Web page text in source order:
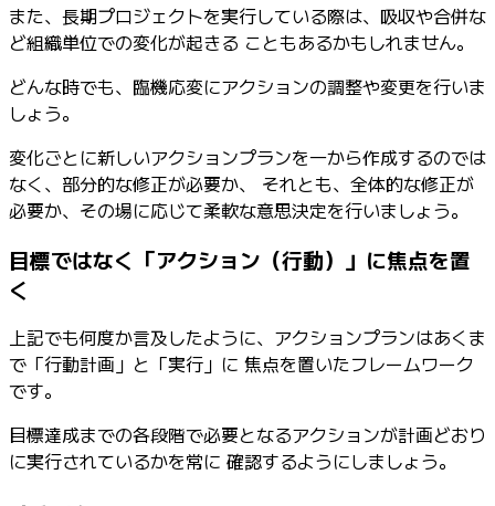
また、長期プロジェクトを実行している際は、吸収や合併な
ど組織単位での変化が起きる こともあるかもしれません。
どんな時でも、臨機応変にアクションの調整や変更を行いま
しょう。
変化ごとに新しいアクションプランを一から作成するのでは
なく、部分的な修正が必要か、 それとも、全体的な修正が
必要か、その場に応じて柔軟な意思決定を行いましょう。
目標ではなく「アクション（行動）」に焦点を置
く
上記でも何度か言及したように、アクションプランはあくま
で「行動計画」と「実行」に 焦点を置いたフレームワーク
です。
目標達成までの各段階で必要となるアクションが計画どおり
に実行されているかを常に 確認するようにしましょう。